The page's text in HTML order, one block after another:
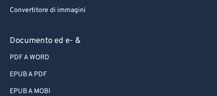
Convertitore di immagini
Documento ed e- &
PDF A WORD
EPUB A PDF
EPUB A MOBI